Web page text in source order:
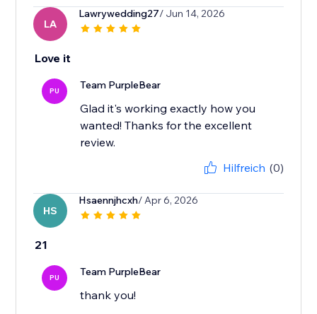
LA
Lawrywedding27/ Jun 14, 2026
Love it
PU Team PurpleBear
Glad it's working exactly how you
wanted! Thanks for the excellent
review.
Hilfreich (0)
HS
Hsaennjhcxh/ Apr 6, 2026
21
PU Team PurpleBear
thank you!